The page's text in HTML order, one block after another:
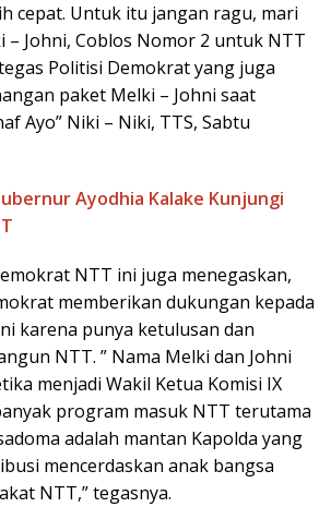
cepat. Untuk itu jangan ragu, mari
– Johni, Coblos Nomor 2 untuk NTT
Politisi Demokrat yang juga
paket Melki – Johni saat
Ayo” Niki – Niki, TTS, Sabtu
Ayodhia Kalake Kunjungi
NTT ini juga menegaskan,
memberikan dukungan kepada
karena punya ketulusan dan
NTT. ” Nama Melki dan Johni
menjadi Wakil Ketua Komisi IX
program masuk NTT terutama
adalah mantan Kapolda yang
mencerdaskan anak bangsa
NTT,” tegasnya.